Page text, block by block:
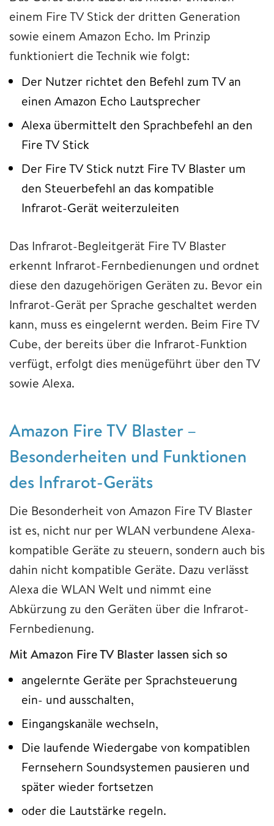
einem Fire TV Stick der dritten Generation
sowie einem Amazon Echo. Im Prinzip
funktioniert die Technik wie folgt:
Der Nutzer richtet den Befehl zum TV an
einen Amazon Echo Lautsprecher
Alexa übermittelt den Sprachbefehl an den
Fire TV Stick
Der Fire TV Stick nutzt Fire TV Blaster um
den Steuerbefehl an das kompatible
Infrarot-Gerät weiterzuleiten
Das Infrarot-Begleitgerät Fire TV Blaster
erkennt Infrarot-Fernbedienungen und ordnet
diese den dazugehörigen Geräten zu. Bevor ein
Infrarot-Gerät per Sprache geschaltet werden
kann, muss es eingelernt werden. Beim Fire TV
Cube, der bereits über die Infrarot-Funktion
verfügt, erfolgt dies menügeführt über den TV
sowie Alexa.
Amazon Fire TV Blaster –
Besonderheiten und Funktionen
des Infrarot-Geräts
Die Besonderheit von Amazon Fire TV Blaster
ist es, nicht nur per WLAN verbundene Alexa-
kompatible Geräte zu steuern, sondern auch bis
dahin nicht kompatible Geräte. Dazu verlässt
Alexa die WLAN Welt und nimmt eine
Abkürzung zu den Geräten über die Infrarot-
Fernbedienung.
Mit Amazon Fire TV Blaster lassen sich so
angelernte Geräte per Sprachsteuerung
ein- und ausschalten,
Eingangskanäle wechseln,
Die laufende Wiedergabe von kompatiblen
Fernsehern Soundsystemen pausieren und
später wieder fortsetzen
oder die Lautstärke regeln.